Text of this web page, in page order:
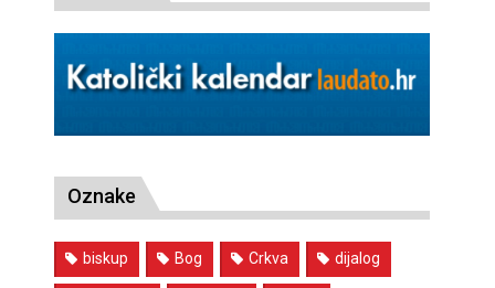
Oznake
biskup Bog Crkva dijalog